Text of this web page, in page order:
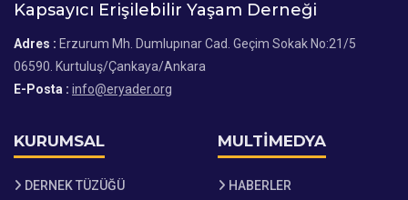
Kapsayıcı Erişilebilir Yaşam Derneği
Adres : Erzurum Mh. Dumlupınar Cad. Geçim Sokak No:21/5
06590. Kurtuluş/Çankaya/Ankara
E-Posta : info@eryader.org
KURUMSAL
DERNEK TÜZÜĞÜ
MULTİMEDYA
HABERLER